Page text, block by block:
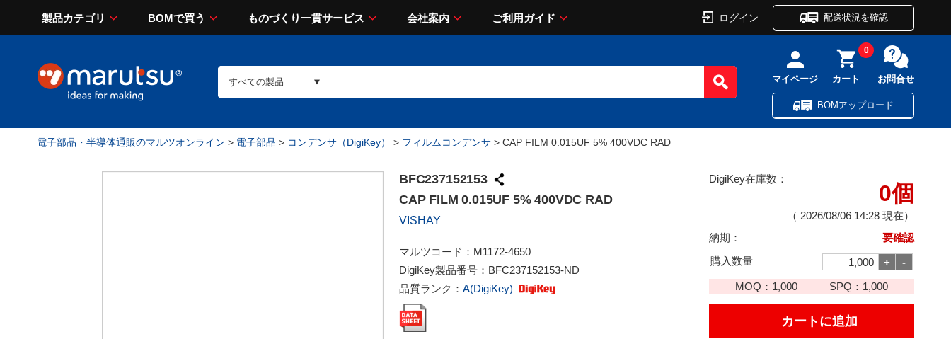
製品カテゴリ BOMで買う ものづくり一貫サービス 会社案内 ご利用ガイド ログイン 配送状況を確認
マイページ カート
0
お問合せ
BOMアップロード
電子部品・半導体通販のマルツオンライン > 電子部品 > コンデンサ（DigiKey） > フィルムコンデンサ > CAP FILM 0.015UF 5% 400VDC RAD
BFC237152153
CAP FILM 0.015UF 5% 400VDC RAD
VISHAY
マルツコード： M1172-4650
DigiKey製品番号： BFC237152153-ND
品質ランク： A(DigiKey)
DigiKey在庫数：
0個
（ 2026/08/06 14:28 現在）
納期：
要確認
購入数量
MOQ： 1,000 SPQ： 1,000